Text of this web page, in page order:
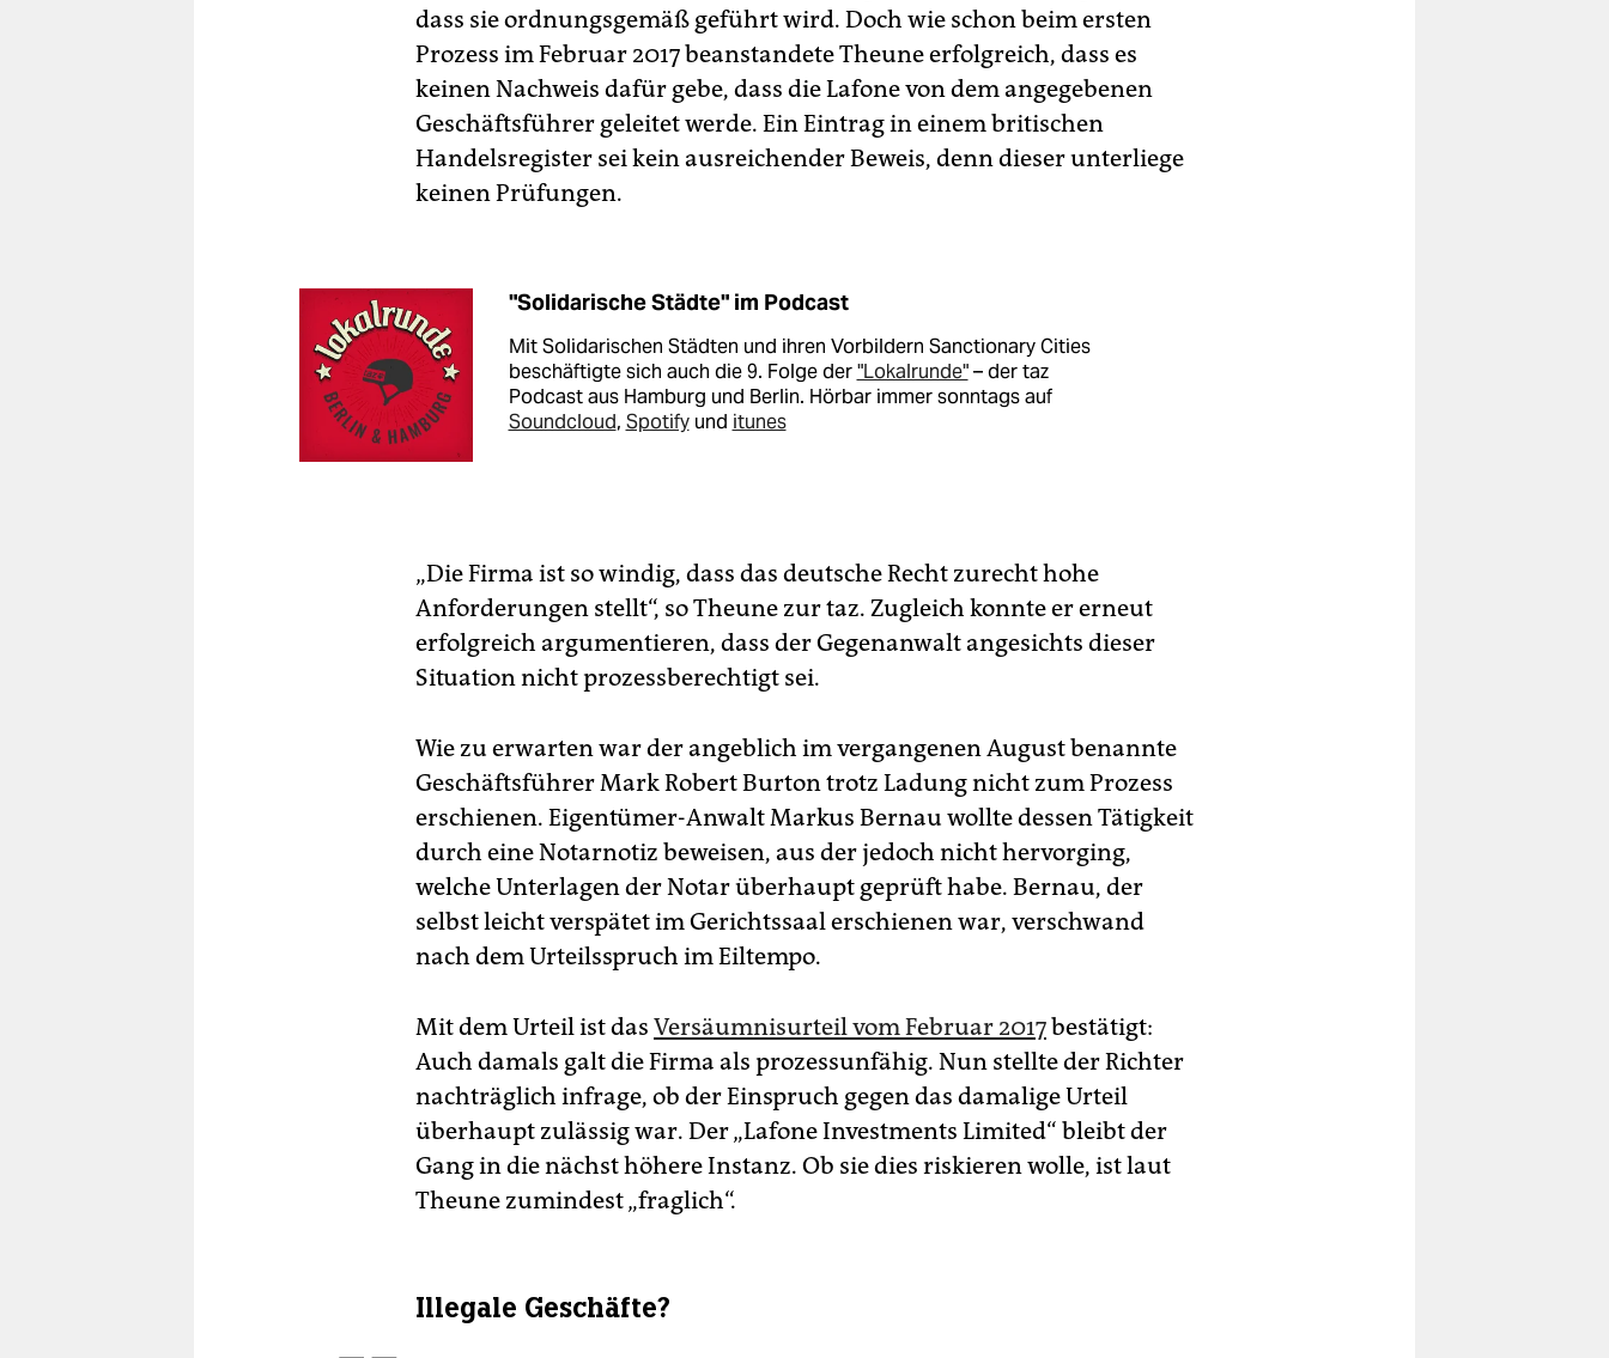
dass sie ordnungsgemäß geführt wird. Doch wie schon beim ersten
Prozess im Februar 2017 beanstandete Theune erfolgreich, dass es
keinen Nachweis dafür gebe, dass die Lafone von dem angegebenen
Geschäftsführer geleitet werde. Ein Eintrag in einem britischen
Handelsregister sei kein ausreichender Beweis, denn dieser unterliege
keinen Prüfungen.
"Solidarische Städte" im Podcast
Mit Solidarischen Städten und ihren Vorbildern Sanctionary Cities
beschäftigte sich auch die 9. Folge der"Lokalrunde"– der taz
Podcast aus Hamburg und Berlin. Hörbar immer sonntags auf
Soundcloud, Spotifyund itunes
„Die Firma ist so windig, dass das deutsche Recht zurecht hohe
Anforderungen stellt“, so Theune zur taz. Zugleich konnte er erneut
erfolgreich argumentieren, dass der Gegenanwalt angesichts dieser
Situation nicht prozessberechtigt sei.
Wie zu erwarten war der angeblich im vergangenen August benannte
Geschäftsführer Mark Robert Burton trotz Ladung nicht zum Prozess
erschienen. Eigentümer-Anwalt Markus Bernau wollte dessen Tätigkeit
durch eine Notarnotiz beweisen, aus der jedoch nicht hervorging,
welche Unterlagen der Notar überhaupt geprüft habe. Bernau, der
selbst leicht verspätet im Gerichtssaal erschienen war, verschwand
nach dem Urteilsspruch im Eiltempo.
Mit dem Urteil ist das Versäumnisurteil vom Februar 2017bestätigt:
Auch damals galt die Firma als prozessunfähig. Nun stellte der Richter
nachträglich infrage, ob der Einspruch gegen das damalige Urteil
überhaupt zulässig war. Der „Lafone Investments Limited“ bleibt der
Gang in die nächst höhere Instanz. Ob sie dies riskieren wolle, ist laut
Theune zumindest „fraglich“.
Illegale Geschäfte?